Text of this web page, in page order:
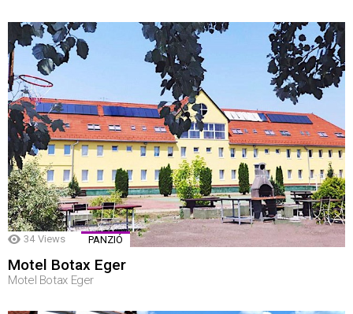
34 Views PANZIÓ
Motel Botax Eger
Motel Botax Eger